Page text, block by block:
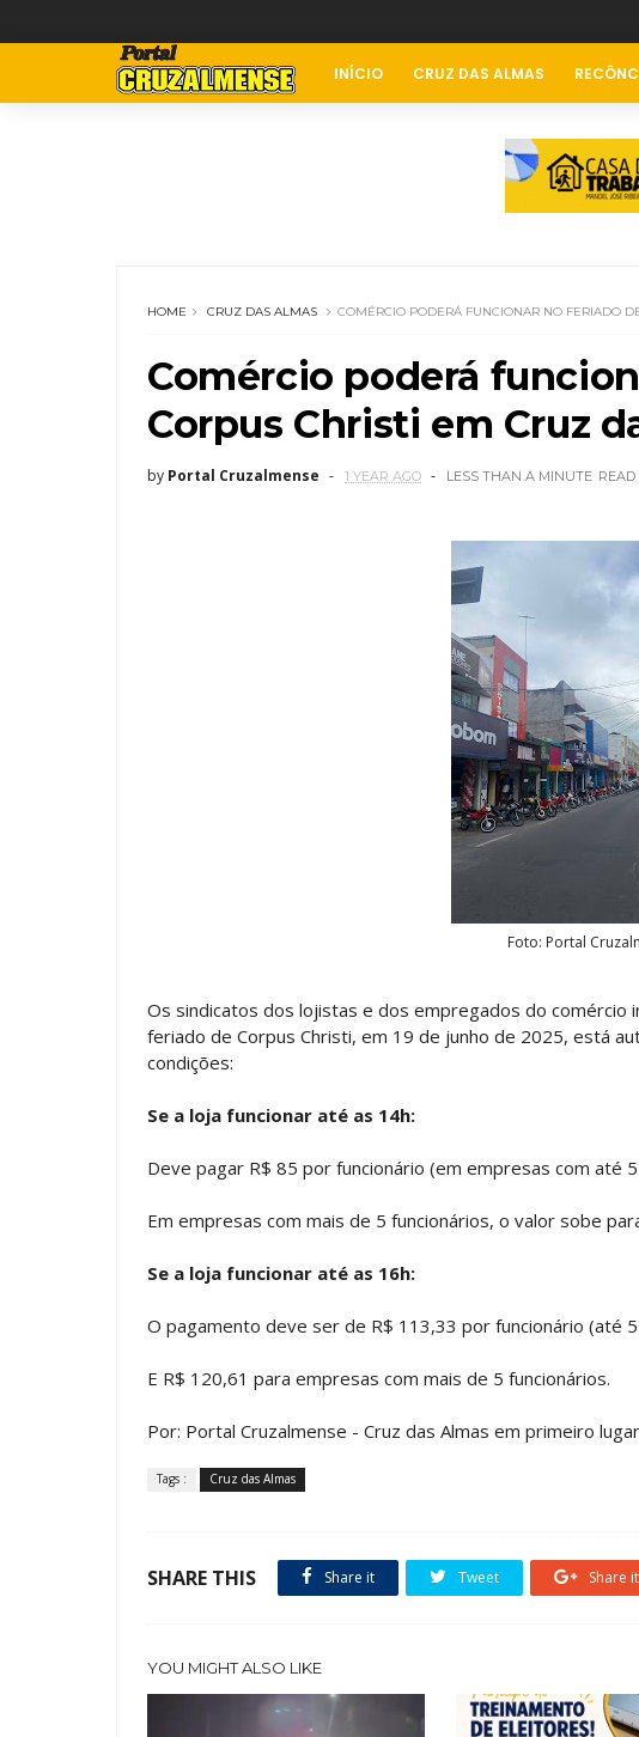
INÍCIO CRUZ DAS ALMAS
HOME CRUZ DAS ALMAS COMÉRCIO PODERÁ FUNCIONAR NO FERIADO
Comércio poderá
Corpus Christi em Cruz
by Portal Cruzalmense 1 YEAR AGO LESS THAN A MINUTE READ
Foto: Portal
Os sindicatos dos lojistas e dos empregados do comércio
feriado de Corpus Christi, em 19 de junho de 2025, está
condições:
Se a loja funcionar até as 14h:
Deve pagar R$ 85 por funcionário (em empresas com até
Em empresas com mais de 5 funcionários, o valor sobe
Se a loja funcionar até as 16h:
O pagamento deve ser de R$ 113,33 por funcionário (até
E R$ 120,61 para empresas com mais de 5 funcionários.
Por: Portal Cruzalmense - Cruz das Almas em primeiro lugar
Tags : Cruz das Almas
SHARE THIS Share it Tweet Share it
YOU MIGHT ALSO LIKE